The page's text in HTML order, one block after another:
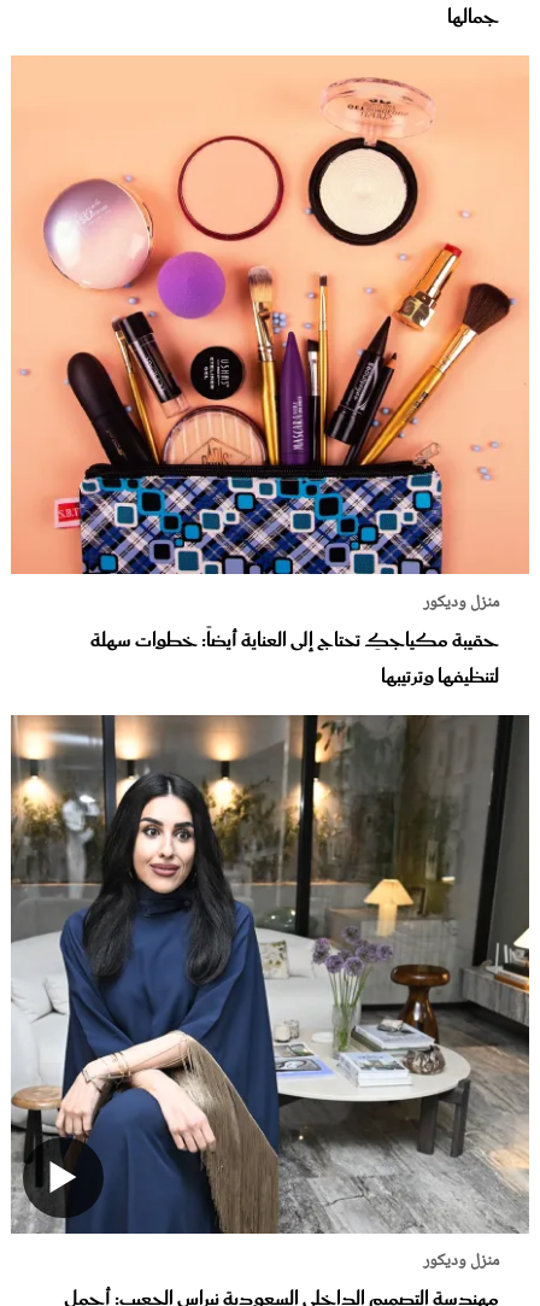
جمالها
منزل وديكور
حقيبة مكياجكِ تحتاج إلى العناية أيضاً: خطوات سهلة
لتنظيفها وترتيبها
منزل وديكور
مهندسة التصميم الداخلي السعودية نبراس الجعيب: أجمل